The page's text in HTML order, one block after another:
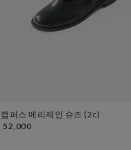
캠퍼스 메리제인 슈즈 (2c)
52,000